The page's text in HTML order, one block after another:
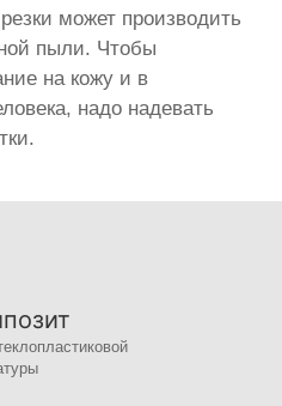
может производить
пыли. Чтобы
на кожу и в
надо надевать